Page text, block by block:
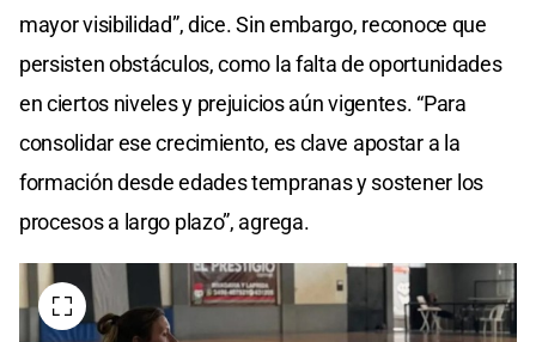
mayor visibilidad”, dice. Sin embargo, reconoce que
persisten obstáculos, como la falta de oportunidades
en ciertos niveles y prejuicios aún vigentes. “Para
consolidar ese crecimiento, es clave apostar a la
formación desde edades tempranas y sostener los
procesos a largo plazo”, agrega.